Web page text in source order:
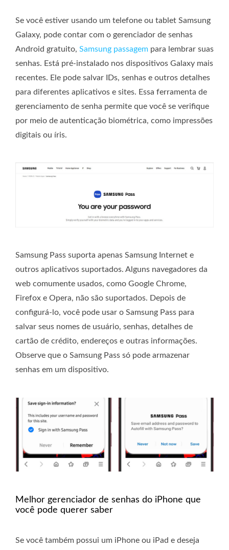
Se você estiver usando um telefone ou tablet Samsung
Galaxy, pode contar com o gerenciador de senhas
Android gratuito, Samsung passagem para lembrar suas
senhas. Está pré-instalado nos dispositivos Galaxy mais
recentes. Ele pode salvar IDs, senhas e outros detalhes
para diferentes aplicativos e sites. Essa ferramenta de
gerenciamento de senha permite que você se verifique
por meio de autenticação biométrica, como impressões
digitais ou íris.
Samsung Pass suporta apenas Samsung Internet e
outros aplicativos suportados. Alguns navegadores da
web comumente usados, como Google Chrome,
Firefox e Opera, não são suportados. Depois de
configurá-lo, você pode usar o Samsung Pass para
salvar seus nomes de usuário, senhas, detalhes de
cartão de crédito, endereços e outras informações.
Observe que o Samsung Pass só pode armazenar
senhas em um dispositivo.
Melhor gerenciador de senhas do iPhone que
você pode querer saber
Se você também possui um iPhone ou iPad e deseja